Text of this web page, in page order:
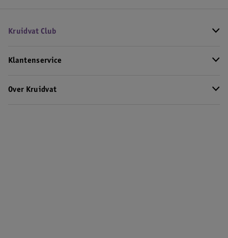
Kruidvat Club
Klantenservice
Over Kruidvat